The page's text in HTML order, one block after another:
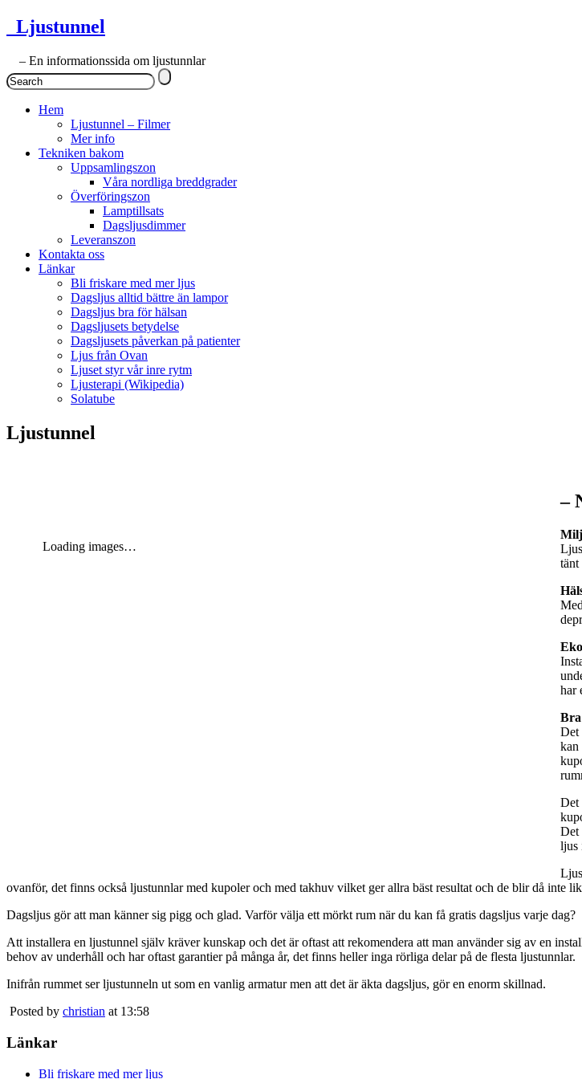
Ljustunnel
– En informationssida om ljustunnlar
Hem
Ljustunnel – Filmer
Mer info
Tekniken bakom
Uppsamlingszon
Våra nordliga breddgrader
Överföringszon
Lamptillsats
Dagsljusdimmer
Leveranszon
Kontakta oss
Länkar
Bli friskare med mer ljus
Dagsljus alltid bättre än lampor
Dagsljus bra för hälsan
Dagsljusets betydelse
Dagsljusets påverkan på patienter
Ljus från Ovan
Ljuset styr vår inre rytm
Ljusterapi (Wikipedia)
Solatube
Ljustunnel
Loading images…
–
tänt
har
Det
kan
Det
Det
ljus
ovanför, det finns också ljustunnlar med kupoler och med takhuv vilket ger allra bäst resultat och de blir då inte
Dagsljus gör att man känner sig pigg och glad. Varför välja ett mörkt rum när du kan få gratis dagsljus varje dag?
Att installera en ljustunnel själv kräver kunskap och det är oftast att rekomendera att man använder sig av en
behov av underhåll och har oftast garantier på många år, det finns heller inga rörliga delar på de flesta ljustunnlar.
Inifrån rummet ser ljustunneln ut som en vanlig armatur men att det är äkta dagsljus, gör en enorm skillnad.
Posted by christian at 13:58
Länkar
Bli friskare med mer ljus